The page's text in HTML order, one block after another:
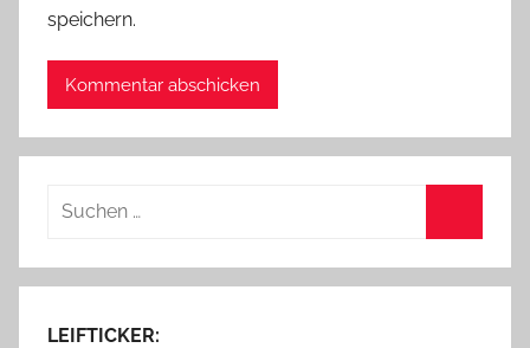
speichern.
Suchen
LEIFTICKER: